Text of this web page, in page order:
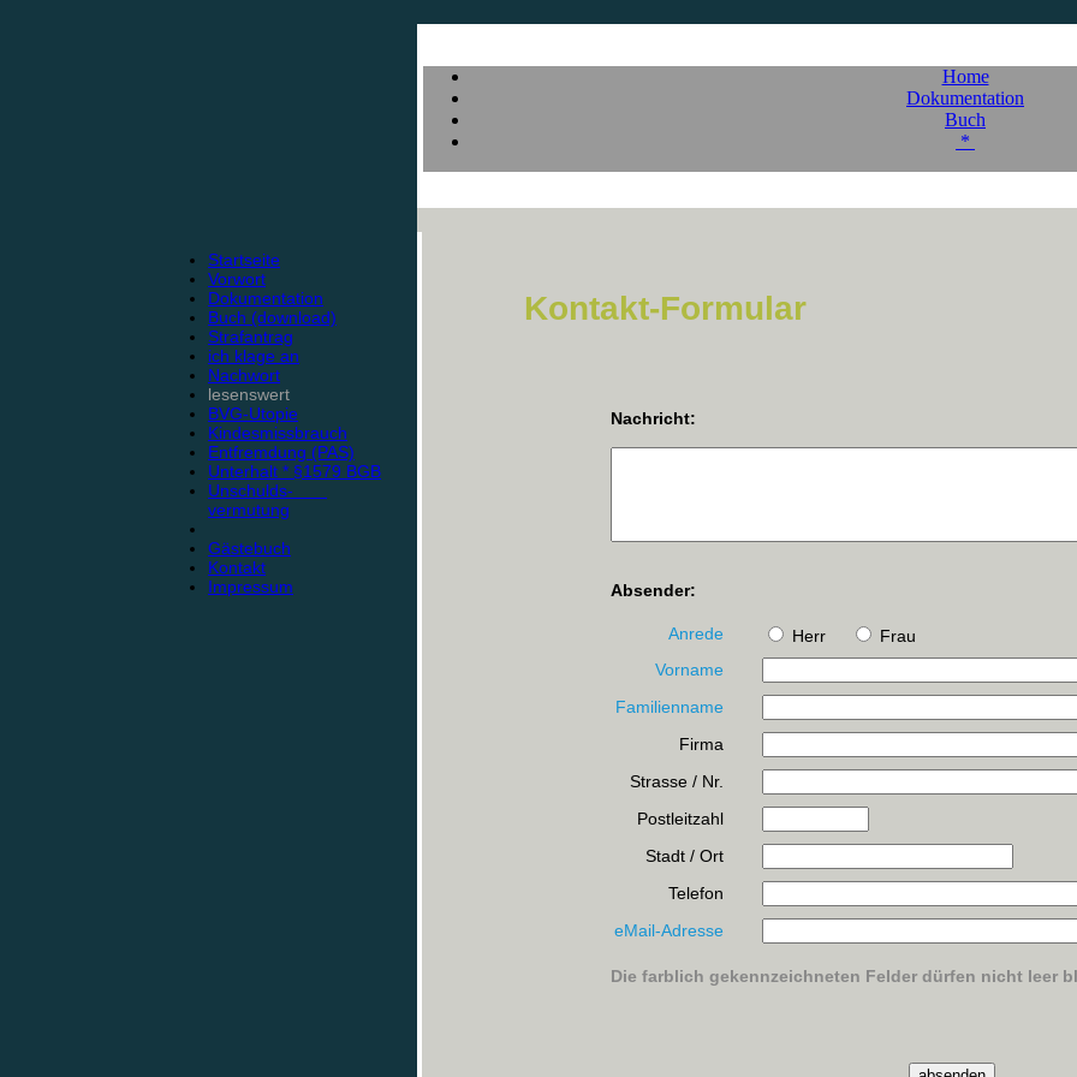
Home
Dokumentation
Buch
*
Startseite
Vorwort
Dokumentation
Buch (download)
Strafantrag
ich klage an
Nachwort
lesenswert
BVG-Utopie
Kindesmissbrauch
Entfremdung (PAS)
Unterhalt * §1579 BGB
Unschulds-
vermutung
Gästebuch
Kontakt
Impressum
Kontakt-Formular
Nachricht:
Absender:
Anrede Herr
Frau
Vorname
Familienname
Firma
Strasse / Nr.
Postleitzahl
Stadt / Ort
Telefon
eMail-Adresse
Die farblich gekennzeichneten Felder dürfen nicht leer